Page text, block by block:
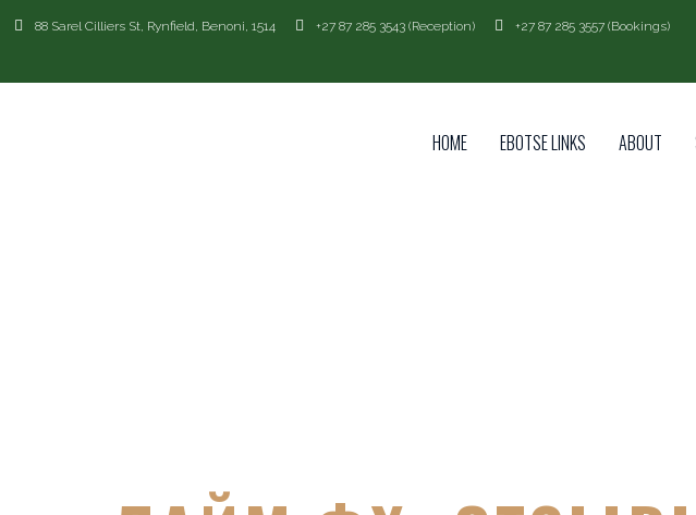
88 Sarel Cilliers St, Rynfield, Benoni, 1514 +27 87 285 3543 (Reception) +27 87 285 3557 (Bookings)
HOME EBOTSE LINKS ABOUT